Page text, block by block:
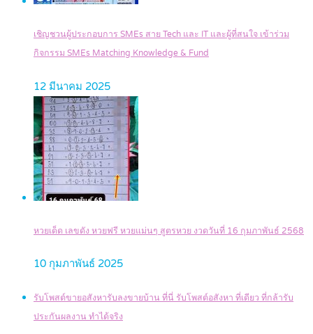
เชิญชวนผู้ประกอบการ SMEs สาย Tech และ IT และผู้ที่สนใจ เข้าร่วม
กิจกรรม SMEs Matching Knowledge & Fund
12 มีนาคม 2025
หวยเด็ด เลขดัง หวยฟรี หวยแม่นๆ สูตรหวย งวดวันที่ 16 กุมภาพันธ์ 2568
10 กุมภาพันธ์ 2025
รับโพสต์ขายอสังหารับลงขายบ้าน ที่นี่ รับโพสต์อสังหา ที่เดียว ที่กล้ารับ
ประกันผลงาน ทำได้จริง